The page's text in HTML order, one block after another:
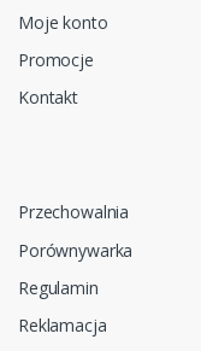
Moje konto
Promocje
Kontakt
Przechowalnia
Porównywarka
Regulamin
Reklamacja